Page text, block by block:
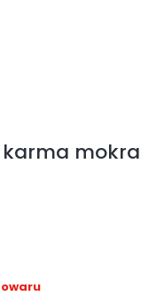
karma mokra